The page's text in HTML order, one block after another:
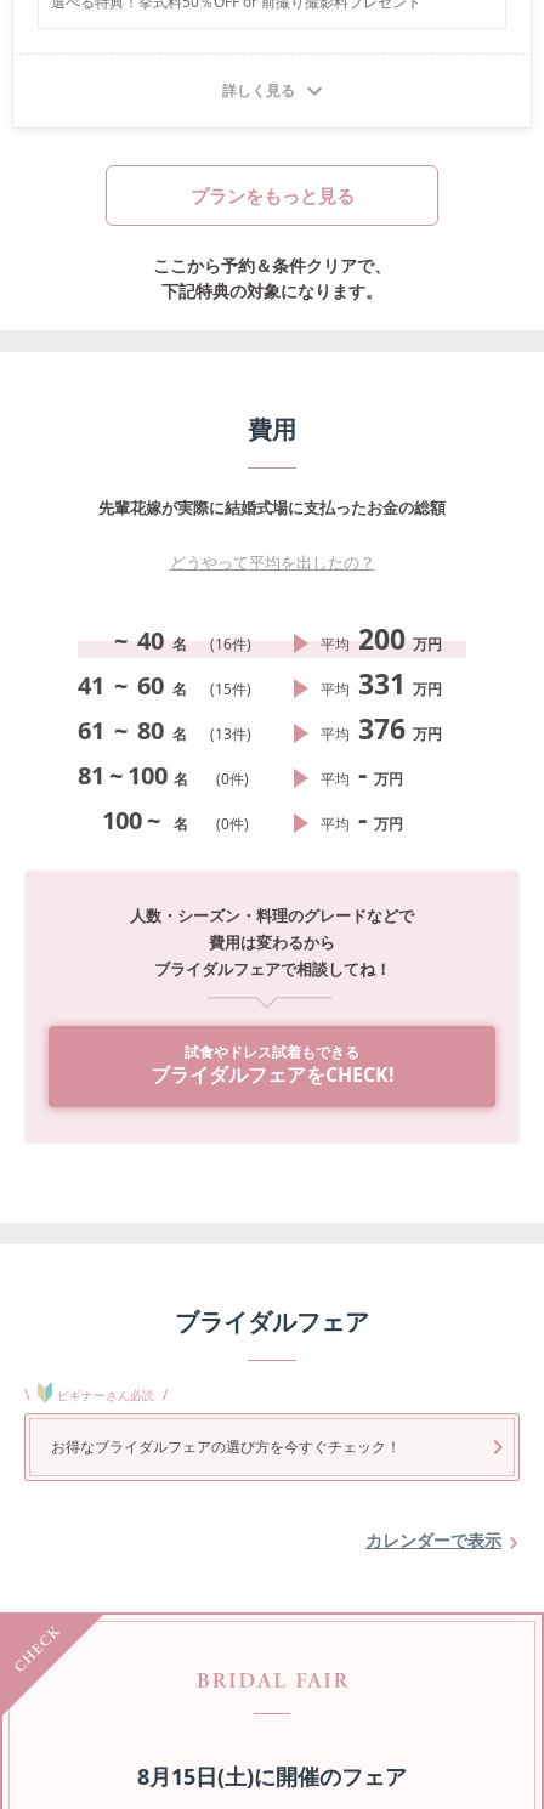
詳しく見る
プランをもっと見る
ここから予約＆条件クリアで、
下記特典の対象になります。
費用
先輩花嫁が実際に結婚式場に支払ったお金の総額
どうやって平均を出したの？
~ 40 名 (16件) 平均 200 万円
41 ~ 60 名 (15件) 平均 331 万円
61 ~ 80 名 (13件) 平均 376 万円
81 ~100 名 (0件) 平均 - 万円
100~ 名 (0件) 平均 - 万円
人数・シーズン・料理のグレードなどで
費用は変わるから
ブライダルフェアで相談してね！
試食やドレス試着もできる
ブライダルフェアをCHECK!
ブライダルフェア
\ ビギナーさん必読 /
お得なブライダルフェアの選び方を今すぐチェック！
カレンダーで表示
8月15日(土)に開催のフェア